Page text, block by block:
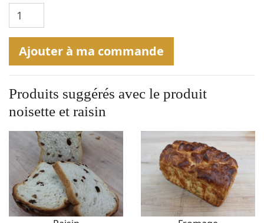
Ajouter à ma commande
Produits suggérés avec le produit
noisette et raisin